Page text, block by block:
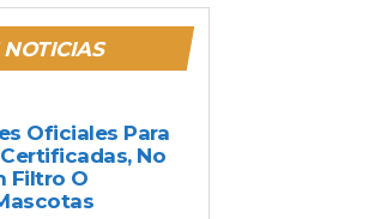
Oficiales Para
No
Filtro O